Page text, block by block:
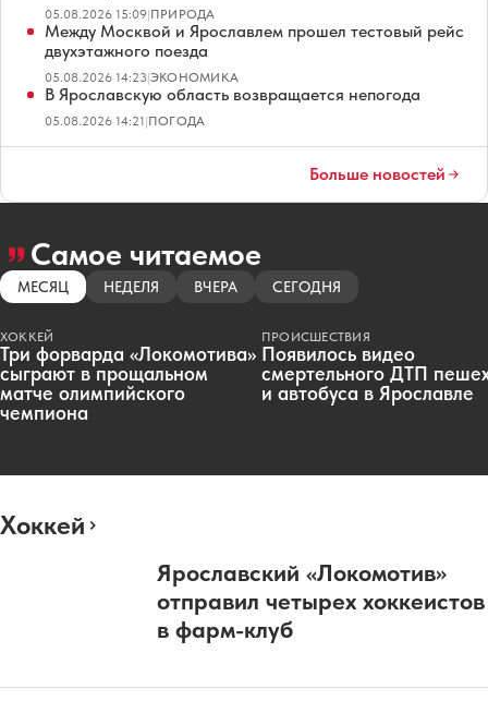
05.08.2026 15:09|ПРИРОДА
Между Москвой и Ярославлем прошел тестовый рейс
двухэтажного поезда
05.08.2026 14:23|ЭКОНОМИКА
В Ярославскую область возвращается непогода
05.08.2026 14:21|ПОГОДА
Больше новостей
Самое читаемое
МЕСЯЦ НЕДЕЛЯ ВЧЕРА СЕГОДНЯ
ХОККЕЙ
Три форварда «Локомотива»
сыграют в прощальном
матче олимпийского
чемпиона
ПРОИСШЕСТВИЯ
Появилось видео
смертельного ДТП
и автобуса в Ярославле
Хоккей
Ярославский «Локомотив»
отправил четырех хоккеистов
в фарм-клуб